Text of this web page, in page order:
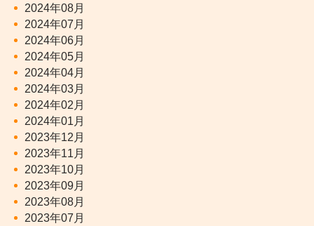
2024年08月
2024年07月
2024年06月
2024年05月
2024年04月
2024年03月
2024年02月
2024年01月
2023年12月
2023年11月
2023年10月
2023年09月
2023年08月
2023年07月